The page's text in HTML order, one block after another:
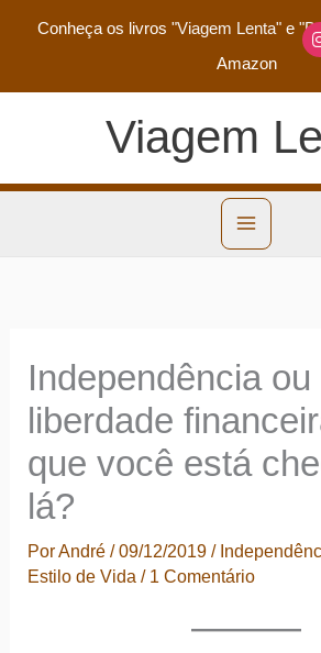
Conheça os livros "Viagem Lenta" e
Amazon
Viagem
Independência ou
liberdade
que você está
lá?
PorAndré/09/12/2019/
Estilo de Vida / 1 Comentário